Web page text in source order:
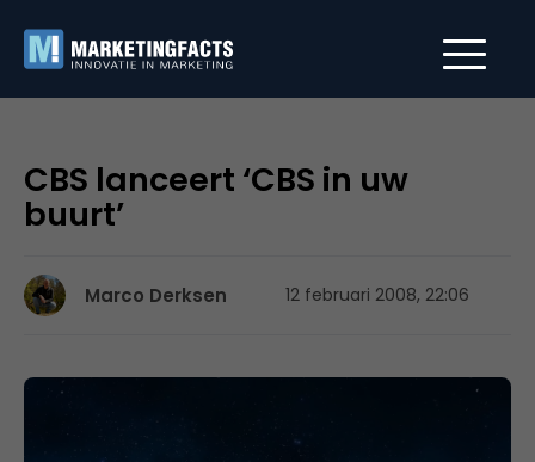
CBS lanceert ‘CBS in uw
buurt’
Marco Derksen 12 februari 2008, 22:06